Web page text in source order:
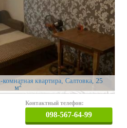
квартира, Салтовка , 25
м2
Контактный телефон:
098-567-64-99